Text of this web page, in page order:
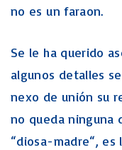
no es un faraon.
Se le ha querido
algunos detalles
nexo de unión su
no queda ninguna
“diosa-madre“,